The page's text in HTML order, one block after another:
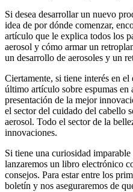
Si desea desarrollar un nuevo
idea de por dónde comenzar,
artículo que le explica todos los
aerosol y cómo armar un
un desarrollo de aerosoles y un
Ciertamente, si tiene interés en el
último artículo sobre espumas en
presentación de la mejor
el sector del cuidado del cabello
aerosol. Todo el sector de la
innovaciones.
Si tiene una curiosidad
lanzaremos un libro electrónico
consejos. Para estar entre los
boletín y nos aseguraremos de